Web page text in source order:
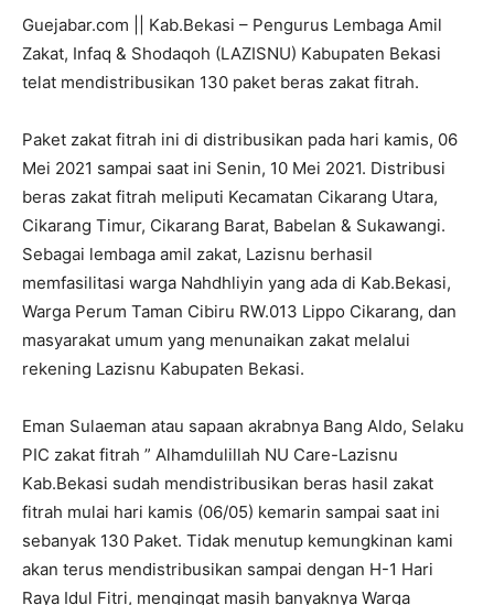
Guejabar.com || Kab.Bekasi – Pengurus Lembaga Amil
Zakat, Infaq & Shodaqoh (LAZISNU) Kabupaten Bekasi
telat mendistribusikan 130 paket beras zakat fitrah.
Paket zakat fitrah ini di distribusikan pada hari kamis, 06
Mei 2021 sampai saat ini Senin, 10 Mei 2021. Distribusi
beras zakat fitrah meliputi Kecamatan Cikarang Utara,
Cikarang Timur, Cikarang Barat, Babelan & Sukawangi.
Sebagai lembaga amil zakat, Lazisnu berhasil
memfasilitasi warga Nahdhliyin yang ada di Kab.Bekasi,
Warga Perum Taman Cibiru RW.013 Lippo Cikarang, dan
masyarakat umum yang menunaikan zakat melalui
rekening Lazisnu Kabupaten Bekasi.
Eman Sulaeman atau sapaan akrabnya Bang Aldo, Selaku
PIC zakat fitrah ” Alhamdulillah NU Care-Lazisnu
Kab.Bekasi sudah mendistribusikan beras hasil zakat
fitrah mulai hari kamis (06/05) kemarin sampai saat ini
sebanyak 130 Paket. Tidak menutup kemungkinan kami
akan terus mendistribusikan sampai dengan H-1 Hari
Raya Idul Fitri, mengingat masih banyaknya Warga